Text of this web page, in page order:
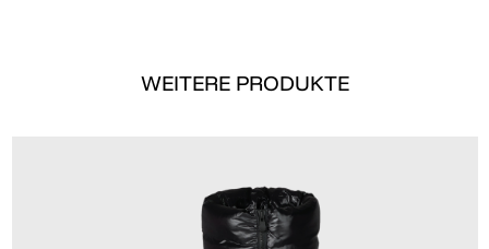
WEITERE PRODUKTE